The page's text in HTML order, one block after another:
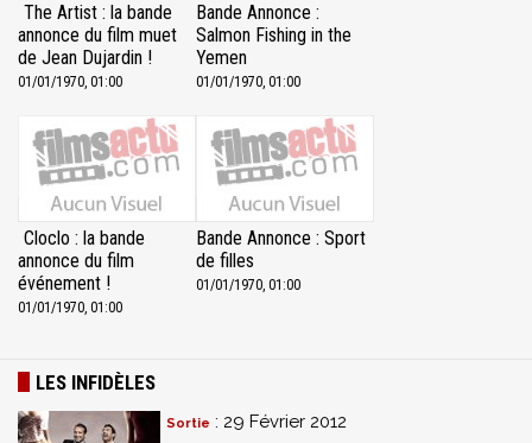
The Artist : la bande
annonce du film muet
de Jean Dujardin !
01/01/1970, 01:00
Bande Annonce :
Salmon Fishing in the
Yemen
01/01/1970, 01:00
Cloclo : la bande
annonce du film
événement !
01/01/1970, 01:00
Bande Annonce : Sport
de filles
01/01/1970, 01:00
LES INFIDÈLES
Sortie : 29 Février 2012